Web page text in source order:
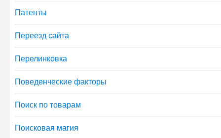
Патенты
Переезд сайта
Перелинковка
Поведенческие факторы
Поиск по товарам
Поисковая магия